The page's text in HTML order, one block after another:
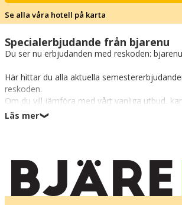
Se alla våra hotell på karta
Specialerbjudande från bjarenu
Du ser nu erbjudanden med reskoden: bjarenu
Här hittar du alla aktuella
reskoden.
Om du vill jämföra med vårt vanliga utbud,
semestrarna i sökfunktionen ovanför.
Vinn din nästa semester
Håll utkik efter vårt nyhetsbrev! Vi skickar nya
speciellt lågt medlemspris varje vecka:
Läs mer❯